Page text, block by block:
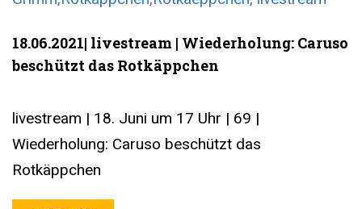
18.06.2021| livestream | Wiederholung: Caruso
beschützt das Rotkäppchen
livestream | 18. Juni um 17 Uhr | 69 |
Wiederholung: Caruso beschützt das
Rotkäppchen